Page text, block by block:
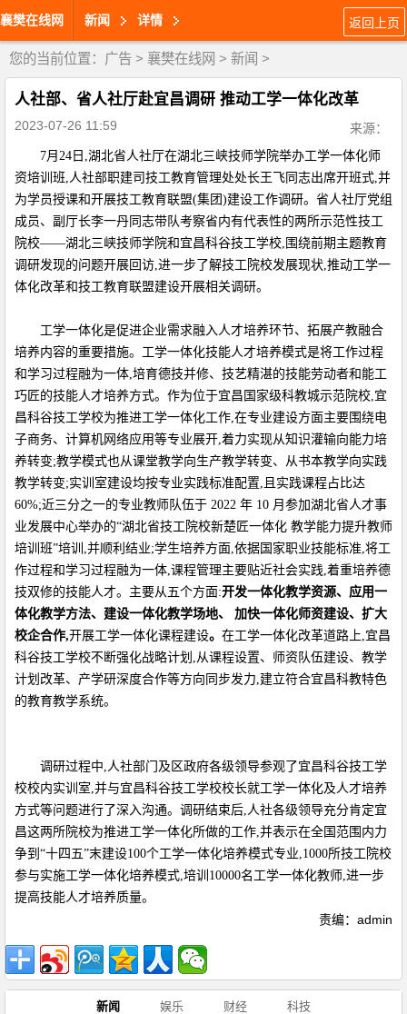
襄樊在线网 新闻 详情 返回上页
您的当前位置： 广告 > 襄樊在线网 > 新闻 >
人社部、省人社厅赴宜昌调研 推动工学一体化改革
2023-07-26 11:59 来源：
7月24日,湖北省人社厅在湖北三峡技师学院举办工学一体化师
资培训班,人社部职建司技工教育管理处处长王飞同志出席开班式,并
为学员授课和开展技工教育联盟(集团)建设工作调研。省人社厅党组
成员、副厅长李一丹同志带队考察省内有代表性的两所示范性技工
院校——湖北三峡技师学院和宜昌科谷技工学校,围绕前期主题教育
调研发现的问题开展回访,进一步了解技工院校发展现状,推动工学一
体化改革和技工教育联盟建设开展相关调研。
工学一体化是促进企业需求融入人才培养环节、拓展产教融合
培养内容的重要措施。工学一体化技能人才培养模式是将工作过程
和学习过程融为一体,培育德技并修、技艺精湛的技能劳动者和能工
巧匠的技能人才培养方式。作为位于宜昌国家级科教城示范院校,宜
昌科谷技工学校为推进工学一体化工作,在专业建设方面主要围绕电
子商务、计算机网络应用等专业展开,着力实现从知识灌输向能力培
养转变;教学模式也从课堂教学向生产教学转变、从书本教学向实践
教学转变;实训室建设均按专业实践标准配置,且实践课程占比达
60%;近三分之一的专业教师队伍于 2022 年 10 月参加湖北省人才事
业发展中心举办的“湖北省技工院校新楚匠一体化 教学能力提升教师
培训班”培训,并顺利结业;学生培养方面,依据国家职业技能标准,将工
作过程和学习过程融为一体,课程管理主要贴近社会实践,着重培养德
技双修的技能人才。主要从五个方面:开发一体化教学资源、应用一
体化教学方法、建设一体化教学场地、
加快一体化师资建设、扩大
校企合作,开展工学一体化课程建设。 在工学一体化改革道路上,宜昌
科谷技工学校不断强化战略计划,从课程设置、师资队伍建设、教学
计划改革、产学研深度合作等方向同步发力,建立符合宜昌科教特色
的教育教学系统。
调研过程中,人社部门及区政府各级领导参观了宜昌科谷技工学
校校内实训室,并与宜昌科谷技工学校校长就工学一体化及人才培养
方式等问题进行了深入沟通。调研结束后,人社各级领导充分肯定宜
昌这两所院校为推进工学一体化所做的工作,并表示在全国范围内力
争到“十四五”末建设100个工学一体化培养模式专业,1000所技工院校
参与实施工学一体化培养模式,培训10000名工学一体化教师,进一步
提高技能人才培养质量。
责编：admin
新闻 娱乐 财经 科技